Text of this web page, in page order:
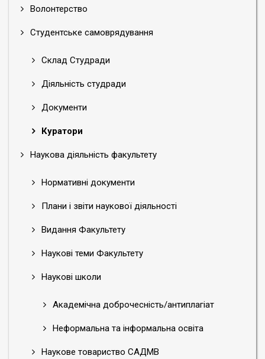
Волонтерство
Студентське самоврядування
Склад Студради
Діяльність студради
Документи
Куратори
Наукова діяльність факультету
Нормативні документи
Плани і звіти наукової діяльності
Видання Факультету
Наукові теми Факультету
Наукові школи
Академічна доброчесність/антиплагіат
Неформальна та інформальна освіта
Наукове товариство САДМВ